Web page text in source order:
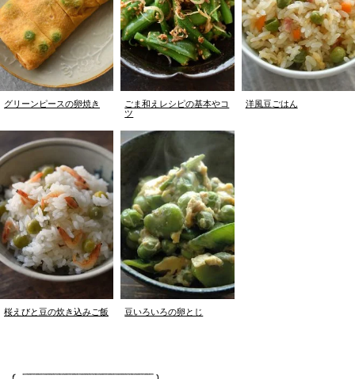
グリーンピースの卵焼き
ごま和えレシピの基本やコ
ツ
洋風豆ごはん
桜えびと豆の炊き込みご飯 豆いろいろの卵とじ